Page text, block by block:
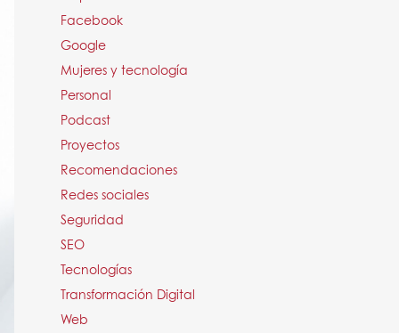
Facebook
Google
Mujeres y tecnología
Personal
Podcast
Proyectos
Recomendaciones
Redes sociales
Seguridad
SEO
Tecnologías
Transformación Digital
Web